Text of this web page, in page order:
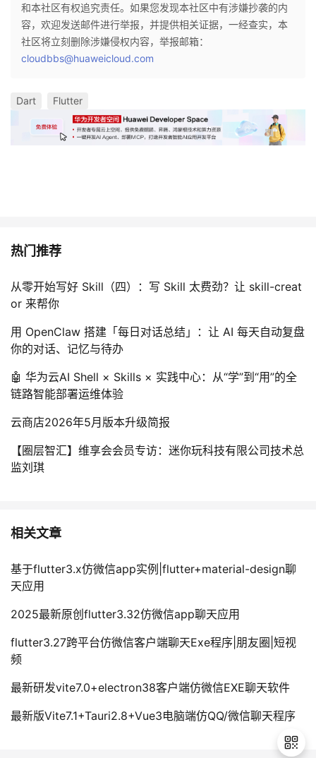
和本社区有权追究责任。如果您发现本社区中有涉嫌抄袭的内
容，欢迎发送邮件进行举报，并提供相关证据，一经查实，本
社区将立刻删除涉嫌侵权内容，举报邮箱：
cloudbbs@huaweicloud.com
Dart Flutter
热门推荐
从零开始写好 Skill（四）：写 Skill 太费劲？让 skill-creat
or 来帮你
用 OpenClaw 搭建「每日对话总结」：让 AI 每天自动复盘
你的对话、记忆与待办
🤖 华为云AI Shell × Skills × 实践中心：从“学”到“用”的全
链路智能部署运维体验
云商店2026年5月版本升级简报
【圈层智汇】维享会会员专访：迷你玩科技有限公司技术总
监刘琪
相关文章
基于flutter3.x仿微信app实例|flutter+material-design聊
天应用
2025最新原创flutter3.32仿微信app聊天应用
flutter3.27跨平台仿微信客户端聊天Exe程序|朋友圈|短视
频
最新研发vite7.0+electron38客户端仿微信EXE聊天软件
最新版Vite7.1+Tauri2.8+Vue3电脑端仿QQ/微信聊天程序